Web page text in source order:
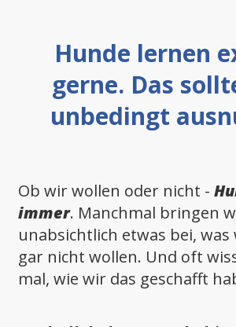
Hunde lernen
gerne. Das
unbedingt
Ob wir wollen oder nicht -
immer. Manchmal bringen
unabsichtlich etwas bei,
gar nicht wollen. Und oft
mal, wie wir das geschafft